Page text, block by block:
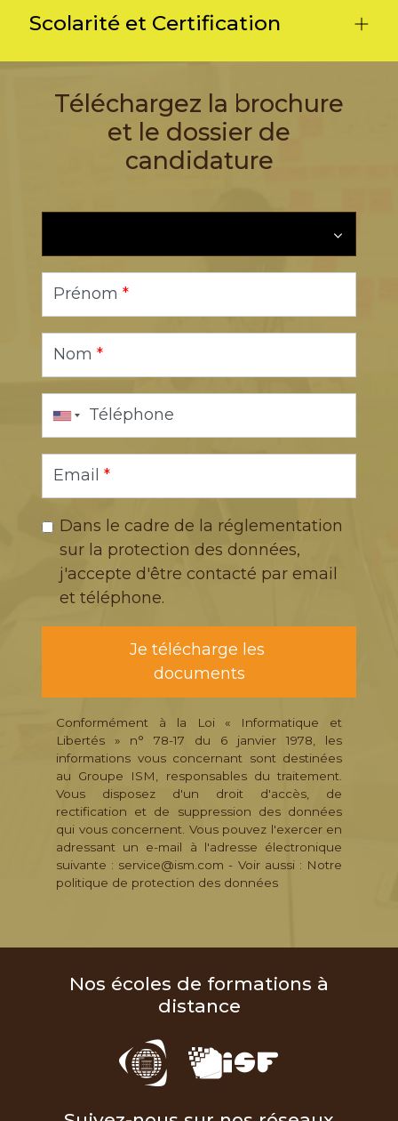
Scolarité et Certification
Téléchargez la brochure
et le dossier de
candidature
Prénom *
Nom *
Téléphone
Email *
Dans le cadre de la réglementation
sur la protection des données,
j'accepte d'être contacté par email
et téléphone.
Conformément à la Loi « Informatique et
Libertés » n° 78-17 du 6 janvier 1978, les
informations vous concernant sont destinées
au Groupe ISM, responsables du traitement.
Vous disposez d'un droit d'accès, de
rectification et de suppression des données
qui vous concernent. Vous pouvez l'exercer en
adressant un e-mail à l'adresse électronique
suivante : service@ism.com - Voir aussi : Notre
politique de protection des données
Nos écoles de formations à
distance